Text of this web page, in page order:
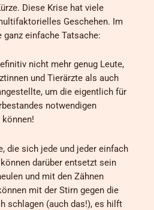
Diese Krise hat viele
Geschehen. Im
einfache Tatsache:
nicht mehr genug Leute,
und Tierärzte als auch
um die eigentlich für
notwendigen
die sich jede und jeder einfach
darüber entsetzt sein
und mit den Zähnen
mit der Stirn gegen die
schlagen (auch das!), es hilft